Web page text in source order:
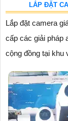
LẮP ĐẶT
Lắp đặt camera
cấp các giải pháp
cộng đồng tại khu